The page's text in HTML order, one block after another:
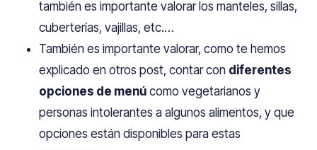
también es importante valorar los manteles, sillas,
cuberterías, vajillas, etc.…
También es importante valorar, como te hemos
explicado en otros post, contar con diferentes
opciones de menú como vegetarianos y
personas intolerantes a algunos alimentos, y que
opciones están disponibles para estas